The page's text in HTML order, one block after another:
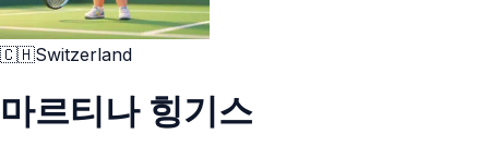
🇨🇭Switzerland
마르티나 힝기스